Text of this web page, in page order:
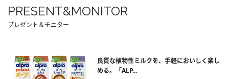
PRESENT&MONITOR
プレゼント＆モニター
良質な植物性ミルクを、手軽においしく楽し
める。「ALP...